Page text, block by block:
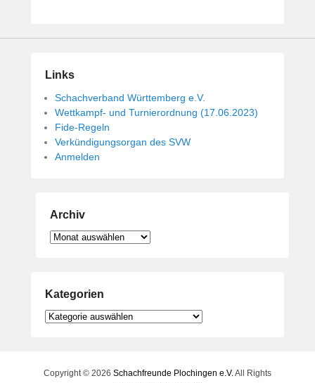
Links
Schachverband Württemberg e.V.
Wettkampf- und Turnierordnung (17.06.2023)
Fide-Regeln
Verkündigungsorgan des SVW
Anmelden
Archiv
Archiv
Kategorien
Kategorien
Copyright © 2026 Schachfreunde Plochingen e.V.All Rights